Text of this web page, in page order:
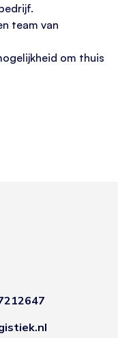
team van
om thuis